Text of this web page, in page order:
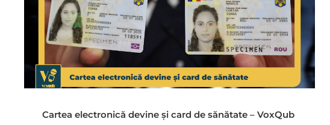
Cartea electronică devine și card de sănătate – VoxQub